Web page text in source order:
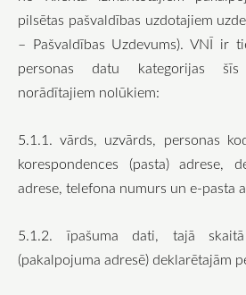
pilsētas pašvaldības uzdotajiem
– Pašvaldības Uzdevums). VNĪ ir
personas datu kategorijas
norādītajiem nolūkiem:
5.1.1. vārds, uzvārds, personas
korespondences (pasta) adrese,
adrese, telefona numurs un e-pasta
5.1.2. īpašuma dati, tajā
(pakalpojuma adresē) deklarētajām